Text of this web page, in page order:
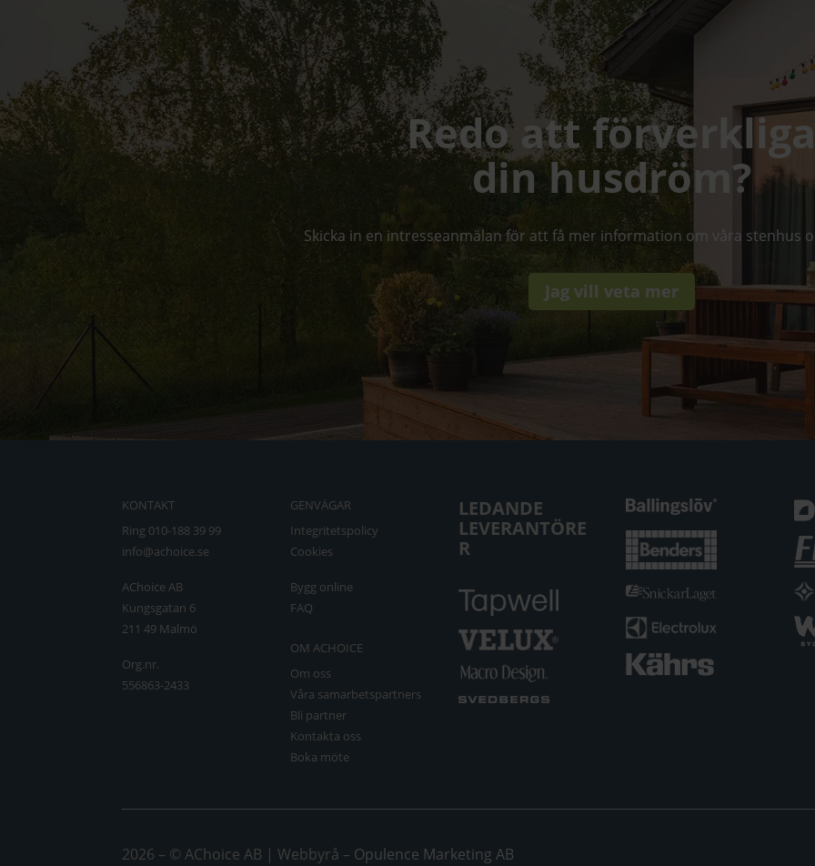
Redo att förverkliga
din husdröm?
Skicka in en intresseanmälan för att få mer information om våra stenhus
Jag vill veta mer
KONTAKT
Ring 010-188 39 99
info@achoice.se
AChoice AB
Kungsgatan 6
211 49 Malmö
Org.nr.
556863-2433
GENVÄGAR
Integritetspolicy
Cookies
Bygg online
FAQ
OM ACHOICE
Om oss
Våra samarbetspartners
Bli partner
Kontakta oss
Boka möte
LEDANDE
LEVERANTÖRE
R
2026 – © AChoice AB | Webbyrå – Opulence Marketing AB